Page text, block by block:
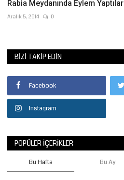
Rabia Meydanında Eylem Yaptılar
Aralık 5, 2014 0
BIZI TAKIP EDIN
Facebook
Instagram
POPÜLER İÇERIKLER
Bu Hafta Bu Ay